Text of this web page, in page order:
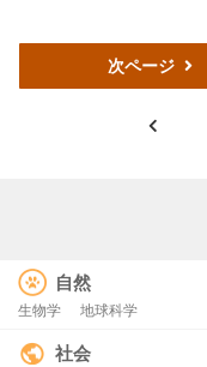
次ページ
<
自然
生物学 地球科学
社会